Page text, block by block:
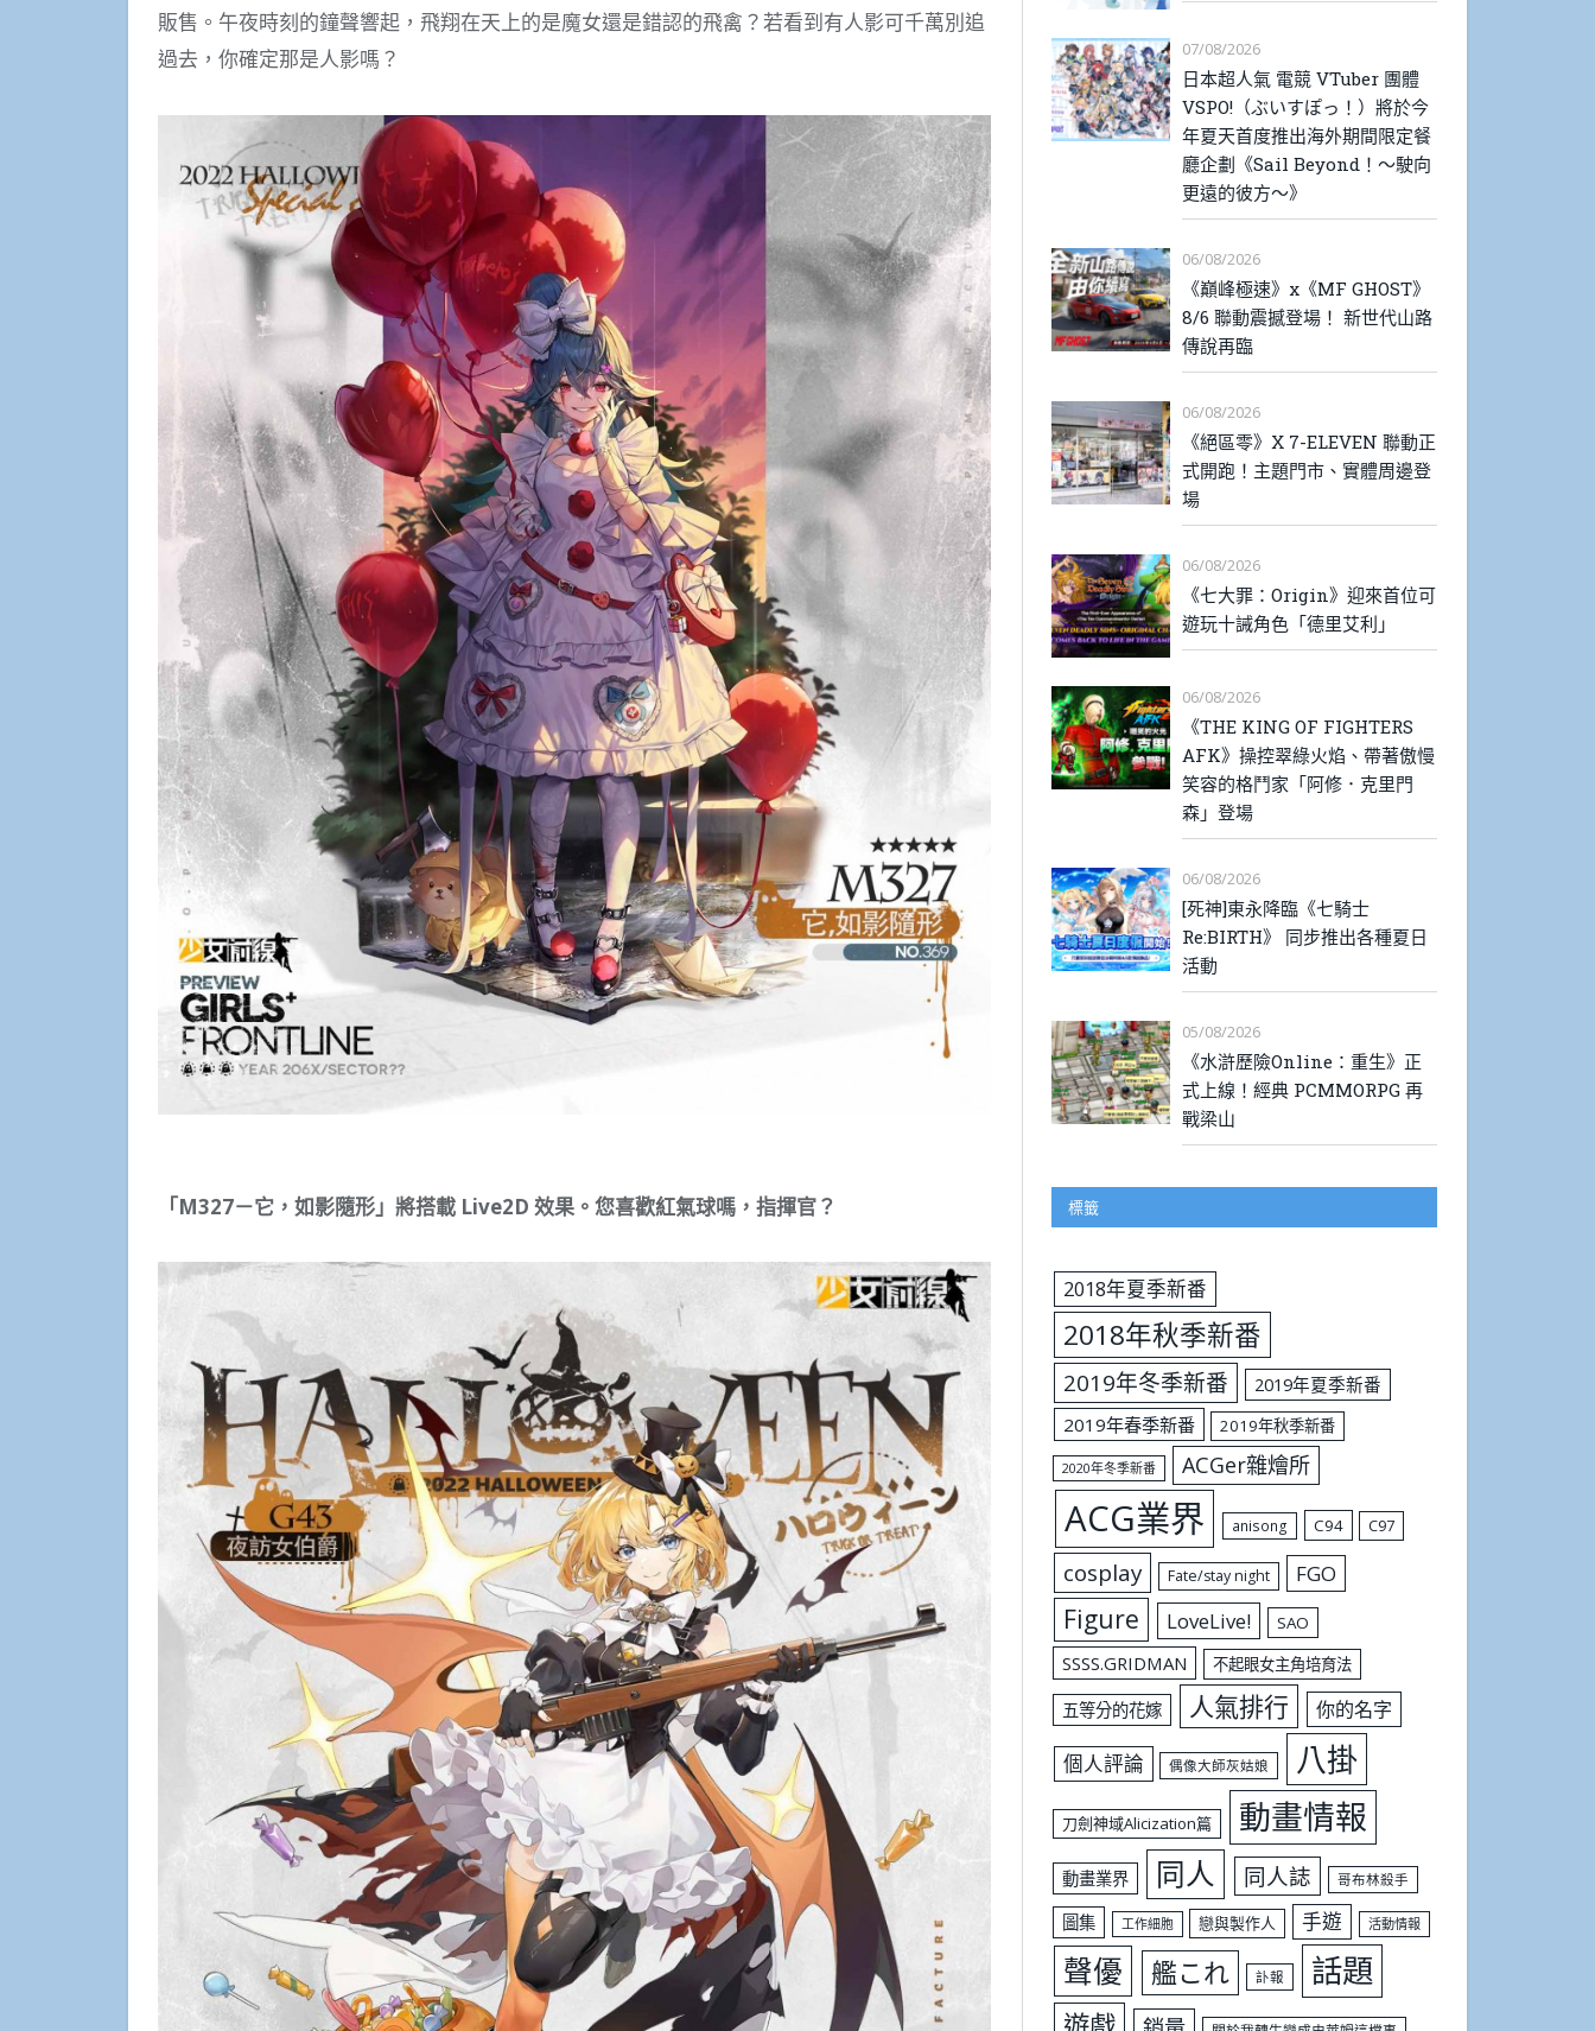
販售。午夜時刻的鐘聲響起，飛翔在天上的是魔女還是錯認的飛禽？若看到有人影可千萬別追
過去，你確定那是人影嗎？
「M327－它，如影隨形」將搭載 Live2D 效果。您喜歡紅氣球嗎，指揮官？
07/08/2026
日本超人氣 電競 VTuber 團體
VSPO!（ぶいすぽっ！）將於今
年夏天首度推出海外期間限定餐
廳企劃《Sail Beyond！～駛向
更遠的彼方～》
06/08/2026
《巔峰極速》x《MF GHOST》
8/6 聯動震撼登場！ 新世代山路
傳說再臨
06/08/2026
《絕區零》X 7-ELEVEN 聯動正
式開跑！主題門市、實體周邊登
場
06/08/2026
《七大罪：Origin》迎來首位可
遊玩十誡角色「德里艾利」
06/08/2026
《THE KING OF FIGHTERS
AFK》操控翠綠火焰、帶著傲慢
笑容的格鬥家「阿修．克里門
森」登場
06/08/2026
[死神]東永降臨《七騎士
Re:BIRTH》 同步推出各種夏日
活動
05/08/2026
《水滸歷險Online：重生》正
式上線！經典 PCMMORPG 再
戰梁山
標籤
2018年夏季新番
2018年秋季新番
2019年冬季新番
2019年夏季新番
2019年春季新番
2019年秋季新番
2020年冬季新番 ACGer雜燴所
ACG業界 anisong C94 C97
cosplay Fate/stay night FGO
Figure LoveLive! SAO
SSSS.GRIDMAN 不起眼女主角培育法
五等分的花嫁 人氣排行 你的名字
個人評論 偶像大師灰姑娘 八掛
刀劍神域Alicization篇 動畫情報
動畫業界 同人 同人誌 哥布林殺手
圖集 工作細胞 戀與製作人 手遊 活動情報
聲優 艦これ 訃報 話題